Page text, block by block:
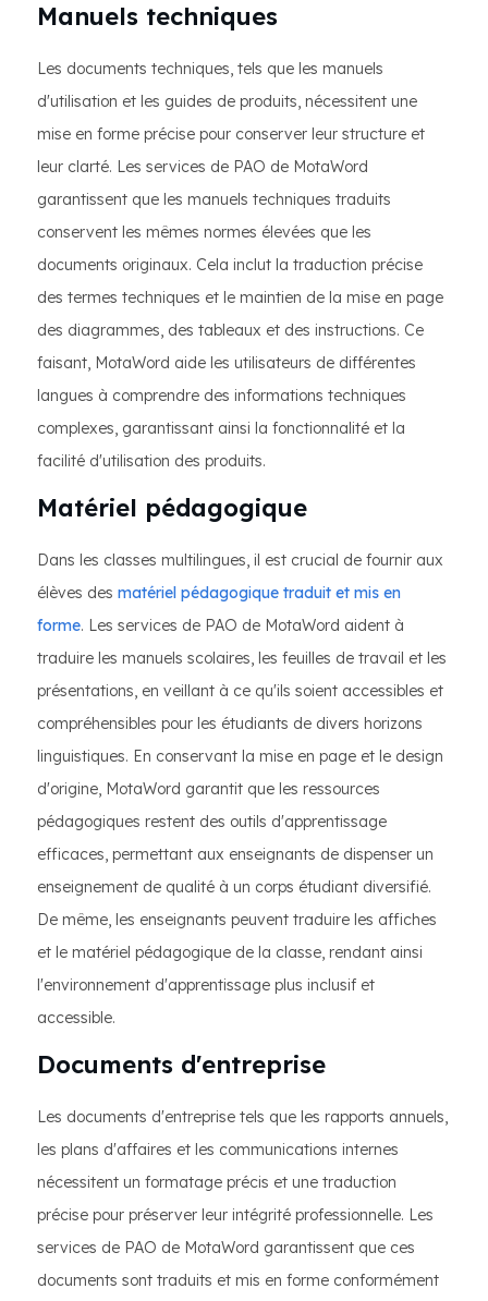
Manuels techniques
Les documents techniques, tels que les manuels
d'utilisation et les guides de produits, nécessitent une
mise en forme précise pour conserver leur structure et
leur clarté. Les services de PAO de MotaWord
garantissent que les manuels techniques traduits
conservent les mêmes normes élevées que les
documents originaux. Cela inclut la traduction précise
des termes techniques et le maintien de la mise en page
des diagrammes, des tableaux et des instructions. Ce
faisant, MotaWord aide les utilisateurs de différentes
langues à comprendre des informations techniques
complexes, garantissant ainsi la fonctionnalité et la
facilité d'utilisation des produits.
Matériel pédagogique
Dans les classes multilingues, il est crucial de fournir aux
élèves des matériel pédagogique traduit et mis en
forme. Les services de PAO de MotaWord aident à
traduire les manuels scolaires, les feuilles de travail et les
présentations, en veillant à ce qu'ils soient accessibles et
compréhensibles pour les étudiants de divers horizons
linguistiques. En conservant la mise en page et le design
d'origine, MotaWord garantit que les ressources
pédagogiques restent des outils d'apprentissage
efficaces, permettant aux enseignants de dispenser un
enseignement de qualité à un corps étudiant diversifié.
De même, les enseignants peuvent traduire les affiches
et le matériel pédagogique de la classe, rendant ainsi
l'environnement d'apprentissage plus inclusif et
accessible.
Documents d'entreprise
Les documents d'entreprise tels que les rapports annuels,
les plans d'affaires et les communications internes
nécessitent un formatage précis et une traduction
précise pour préserver leur intégrité professionnelle. Les
services de PAO de MotaWord garantissent que ces
documents sont traduits et mis en forme conformément